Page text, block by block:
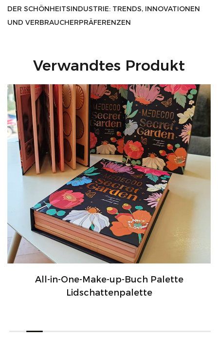
DER SCHÖNHEITSINDUSTRIE: TRENDS, INNOVATIONEN
UND VERBRAUCHERPRÄFERENZEN
Verwandtes Produkt
All-in-One-Make-up-Buch Palette
Lidschattenpalette